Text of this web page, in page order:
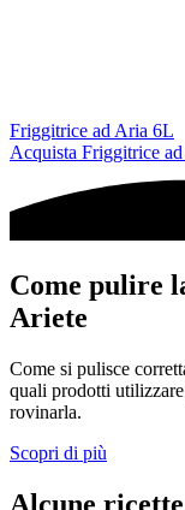
Friggitrice ad Aria 6L
Acquista Friggitrice
Come pulire
Ariete
Come si pulisce
quali prodotti
rovinarla.
Scopri di più
Alcune